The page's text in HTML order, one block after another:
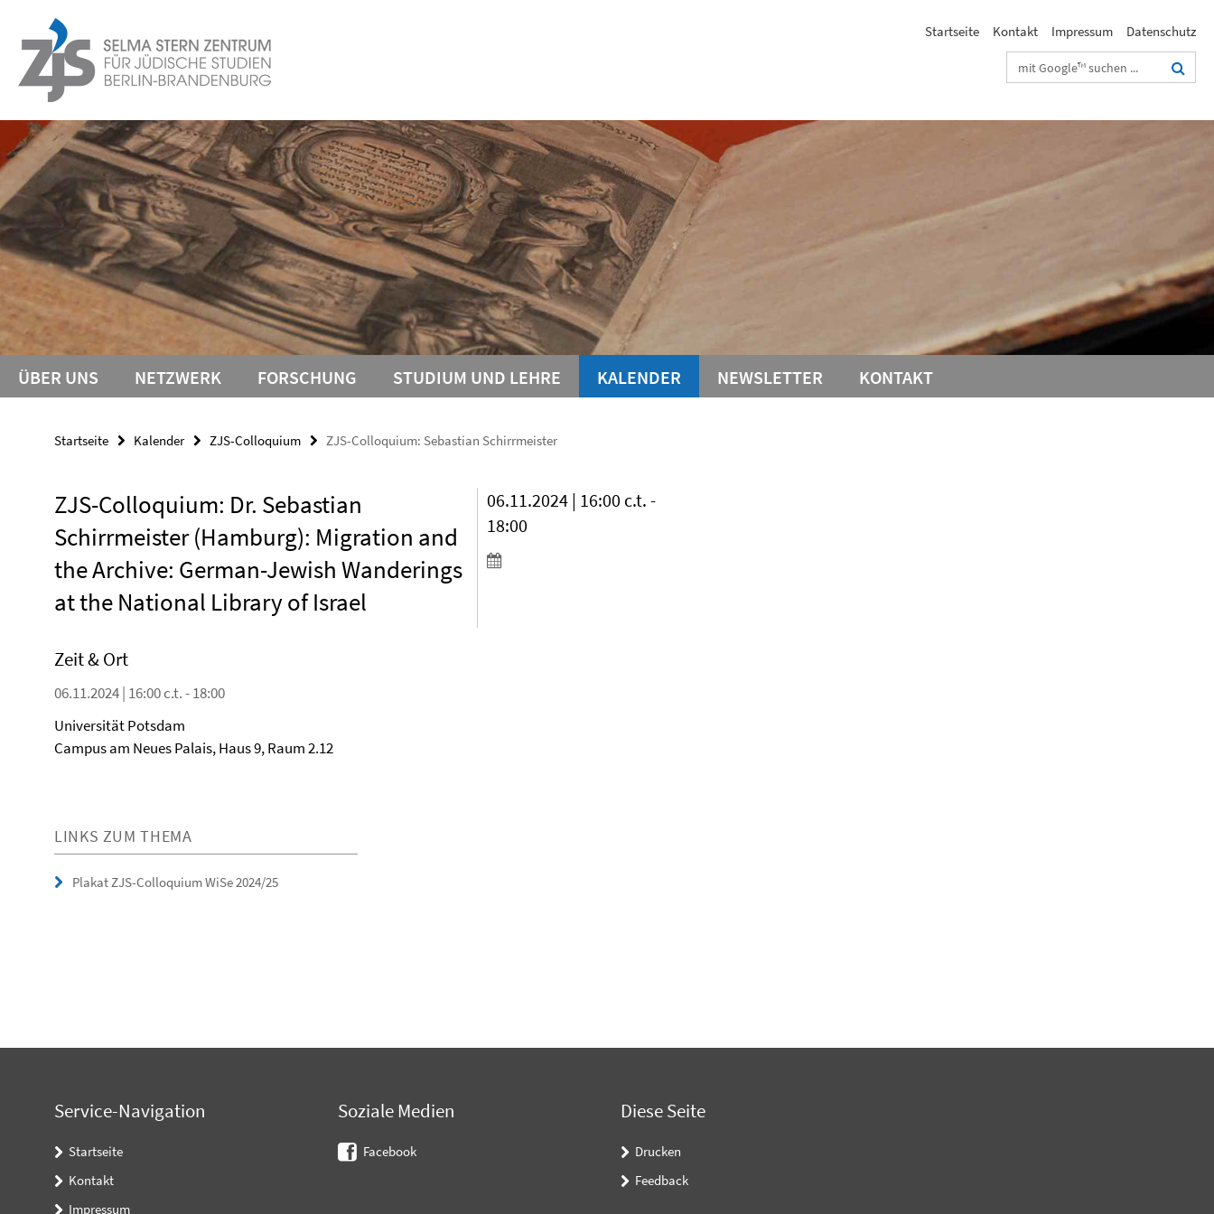
Inhalt
Service-
Navigation
Startseite Kontakt Impressum
Datenschutz
Suchbegriffe
ÜBER UNS NETZWERK FORSCHUNG STUDIUM UND LEHRE KALENDER NEWSLETTER KONTAKT
Startseite Kalender ZJS-Colloquium ZJS-Colloquium: Sebastian Schirrmeister
ZJS-Colloquium: Dr. Sebastian
Schirrmeister (Hamburg): Migration and
the Archive: German-Jewish Wanderings
at the National Library of Israel
06.11.2024 | 16:00 c.t. -
18:00
Zeit & Ort
06.11.2024 | 16:00 c.t. - 18:00
Universität Potsdam
Campus am Neues Palais, Haus 9, Raum 2.12
LINKS ZUM THEMA
Plakat ZJS-Colloquium WiSe 2024/25
Service-Navigation
Startseite
Kontakt
Impressum
Soziale Medien
Facebook
Diese Seite
Drucken
Feedback